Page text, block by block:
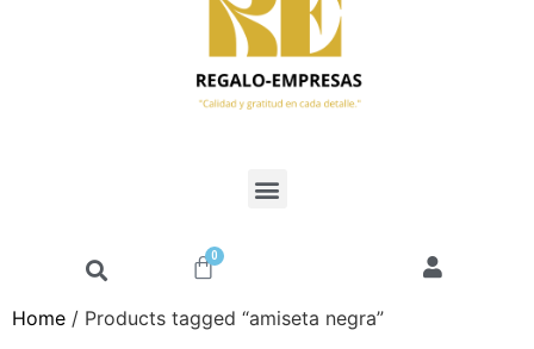
0
Home / Products tagged “amiseta negra”